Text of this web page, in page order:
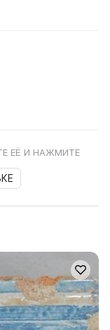
ЕЁ И НАЖМИТЕ